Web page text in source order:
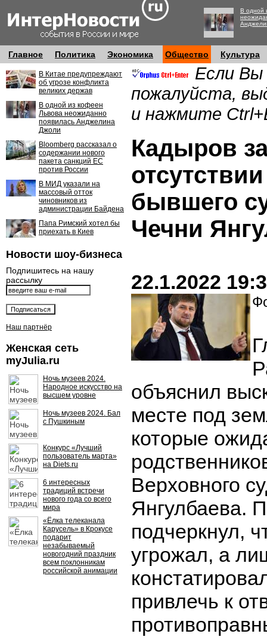
В одной
Главное Политика Экономика Общество Культура
В Китае предупреждают
об угрозе конфликта
великих держав
В одной из кофеен
Львова неожиданно
появилась Анджелина
Джоли
Bloomberg рассказал о
содержании нового
пакета санкций ЕС
против России
В МИД указали на
массовый отток
чиновников из
администрации Байдена
Папа Римский хотел бы
приехать в Киев
Новости шоу-бизнеса
Подпишитесь на нашу
рассылку
Наш партнёр
Женская сеть
myJulia.ru
Ночь музеев 2024.
Народное искусство на
высшем уровне
Ночь музеев 2024. Бал
с Пушкиным
Конкурс «Лучший
пользователь марта»
на Diets.ru
6 интересных
традиций встречи
нового года со всего
мира
«Ёлка телеканала
Карусель» в Крокусе
подарит
незабываемый
новогодний праздник
всем поклонникам
российской анимации
Если Вы
пожалуйста,
и нажмите
Кадыров
бывшего
Чечни
22.1.2022
объяснил
месте под
которые
Верховного
Янгулбаева.
подчеркнул,
угрожал, а
привлечь к